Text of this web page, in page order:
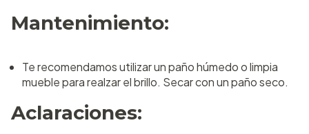
Mantenimiento:
Te recomendamos utilizar un paño húmedo o limpia
mueble para realzar el brillo. Secar con un paño seco.
Aclaraciones: